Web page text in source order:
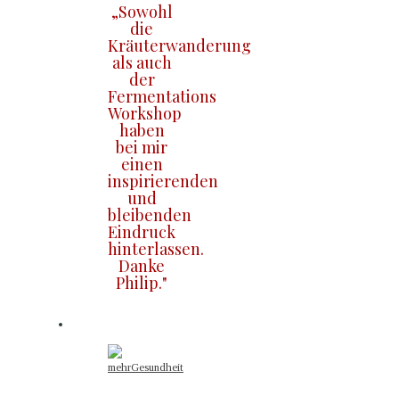
„Sowohl
die
Kräuterwanderung
als auch
der
Fermentations
Workshop
haben
bei mir
einen
inspirierenden
und
bleibenden
Eindruck
hinterlassen.
Danke
Philip."